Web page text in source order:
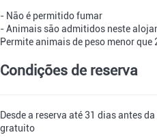
- Não é permitido fumar
- Animais são admitidos neste
Permite animais de peso menor que
Condições de reserva
Desde a reserva até 31 dias antes
gratuito